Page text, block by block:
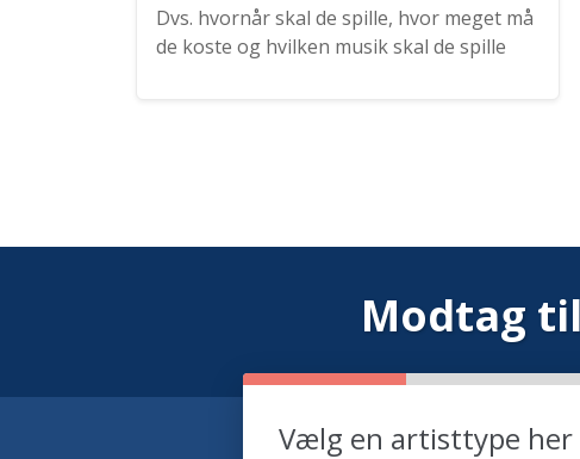
Dvs. hvornår skal de spille, hvor meget må
de koste og hvilken musik skal de spille
Modtag
Vælg en artisttype her